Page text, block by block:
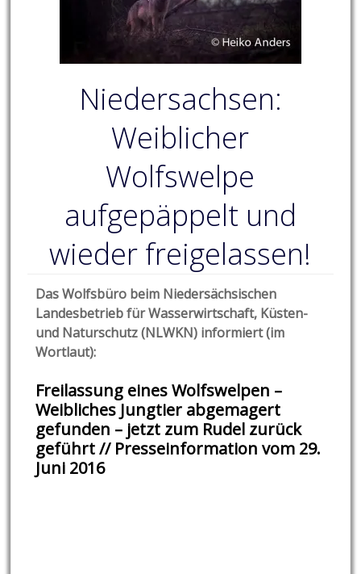
Niedersachsen:
Weiblicher
Wolfswelpe
aufgepäppelt und
wieder freigelassen!
Das Wolfsbüro beim Niedersächsischen
Landesbetrieb für Wasserwirtschaft, Küsten-
und Naturschutz (NLWKN) informiert (im
Wortlaut):
Freilassung eines Wolfswelpen –
Weibliches Jungtier abgemagert
gefunden – jetzt zum Rudel zurück
geführt // Presseinformation vom 29.
Juni 2016